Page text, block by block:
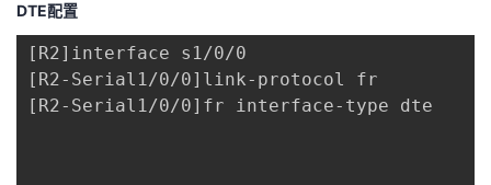
DTE配置
[R2]interface s1/0/0
[R2-Serial1/0/0]link-protocol fr
[R2-Serial1/0/0]fr interface-type dte